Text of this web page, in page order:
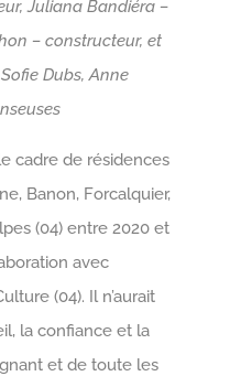
Juliana Bandiéra –
– constructeur, et
Dubs, Anne
cadre de résidences
Banon, Forcalquier,
(04) entre 2020 et
avec
(04). Il n’aurait
la confiance et la
et de toute les